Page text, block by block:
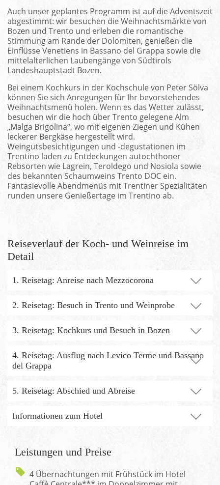
Auch unser geplantes Programm ist auf die Adventszeit
abgestimmt: wir besuchen die Weihnachtsmärkte von
Bozen und Trento und erleben die romantische
Stimmung am Rande der Dolomiten, genießen die
Einflüsse Venetiens in Bassano del Grappa sowie die
mittelalterlichen Laubengänge von Südtirols
Landeshauptstadt Bozen.
Bei einem Kochkurs in der Kochschule von Peter Sölva
können Sie sich Anregungen für Ihr bevorstehendes
Weihnachtsmenü holen. Wenn es das Wetter zulässt,
besuchen wir die hoch über Trento gelegene Alm
„Malga Brigolina“, wo mit eigenen Ziegen und Kühen
leckerer Bergkäse hergestellt wird.
Weingutsbesichtigungen und -degustationen im
Trentino laden zu Entdeckungen autochthoner
Rebsorten wie Lagrein, Teroldego und Nosiola sowie
des bekannten Schaumweins Trento DOC ein.
Fantasievolle Abendmenüs mit Trentiner Spezialitäten
runden unsere Genießertage im Trentino ab.
Reiseverlauf der Koch- und Weinreise im
Detail
1. Reisetag: Anreise nach Mezzocorona
2. Reisetag: Besuch in Trento und Weinprobe
3. Reisetag: Kochkurs und Besuch in Bozen
4. Reisetag: Ausflug nach Levico Terme und Bassano
del Grappa
5. Reisetag: Abschied und Abreise
Informationen zum Hotel
Leistungen und Preise
4 Übernachtungen mit Frühstück im Hotel